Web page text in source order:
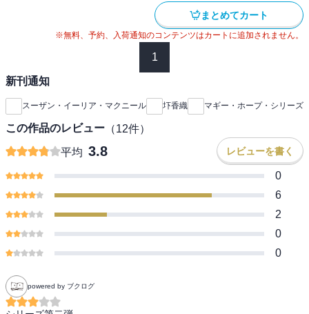
まとめてカート
※無料、予約、入荷通知のコンテンツはカートに追加されません。
1
新刊通知
スーザン・イーリア・マクニール 圷香織 マギー・ホープ・シリーズ
この作品のレビュー （12件）
平均 3.8 レビューを書く
0
6
2
0
0
powered by ブクログ